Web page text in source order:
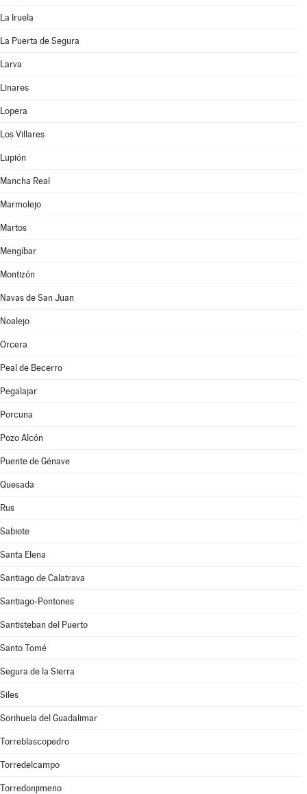
La Iruela
La Puerta de Segura
Larva
Linares
Lopera
Los Villares
Lupión
Mancha Real
Marmolejo
Martos
Mengíbar
Montizón
Navas de San Juan
Noalejo
Orcera
Peal de Becerro
Pegalajar
Porcuna
Pozo Alcón
Puente de Génave
Quesada
Rus
Sabiote
Santa Elena
Santiago de Calatrava
Santiago-Pontones
Santisteban del Puerto
Santo Tomé
Segura de la Sierra
Siles
Sorihuela del Guadalimar
Torreblascopedro
Torredelcampo
Torredonjimeno